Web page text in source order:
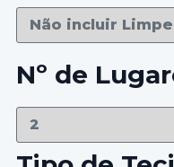
Nº de